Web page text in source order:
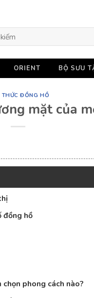
ORIENT BỘ SƯU
THỨC ĐỒNG HỒ
mặt của
đồng hồ
phong cách nào?